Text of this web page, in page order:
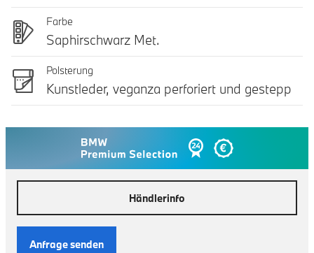
Farbe
Saphirschwarz Met.
Polsterung
Kunstleder, veganza perforiert und gestepp
Händlerinfo
Anfrage senden